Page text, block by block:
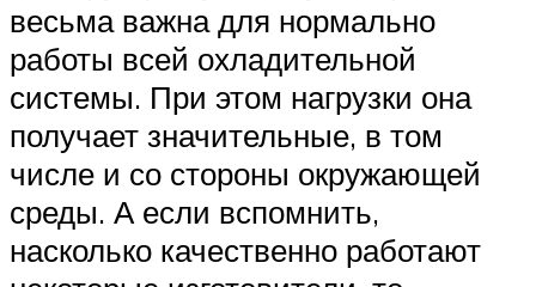
весьма важна для нормально
работы всей охладительной
системы. При этом нагрузки она
получает значительные, в том
числе и со стороны окружающей
среды. А если вспомнить,
насколько качественно работают